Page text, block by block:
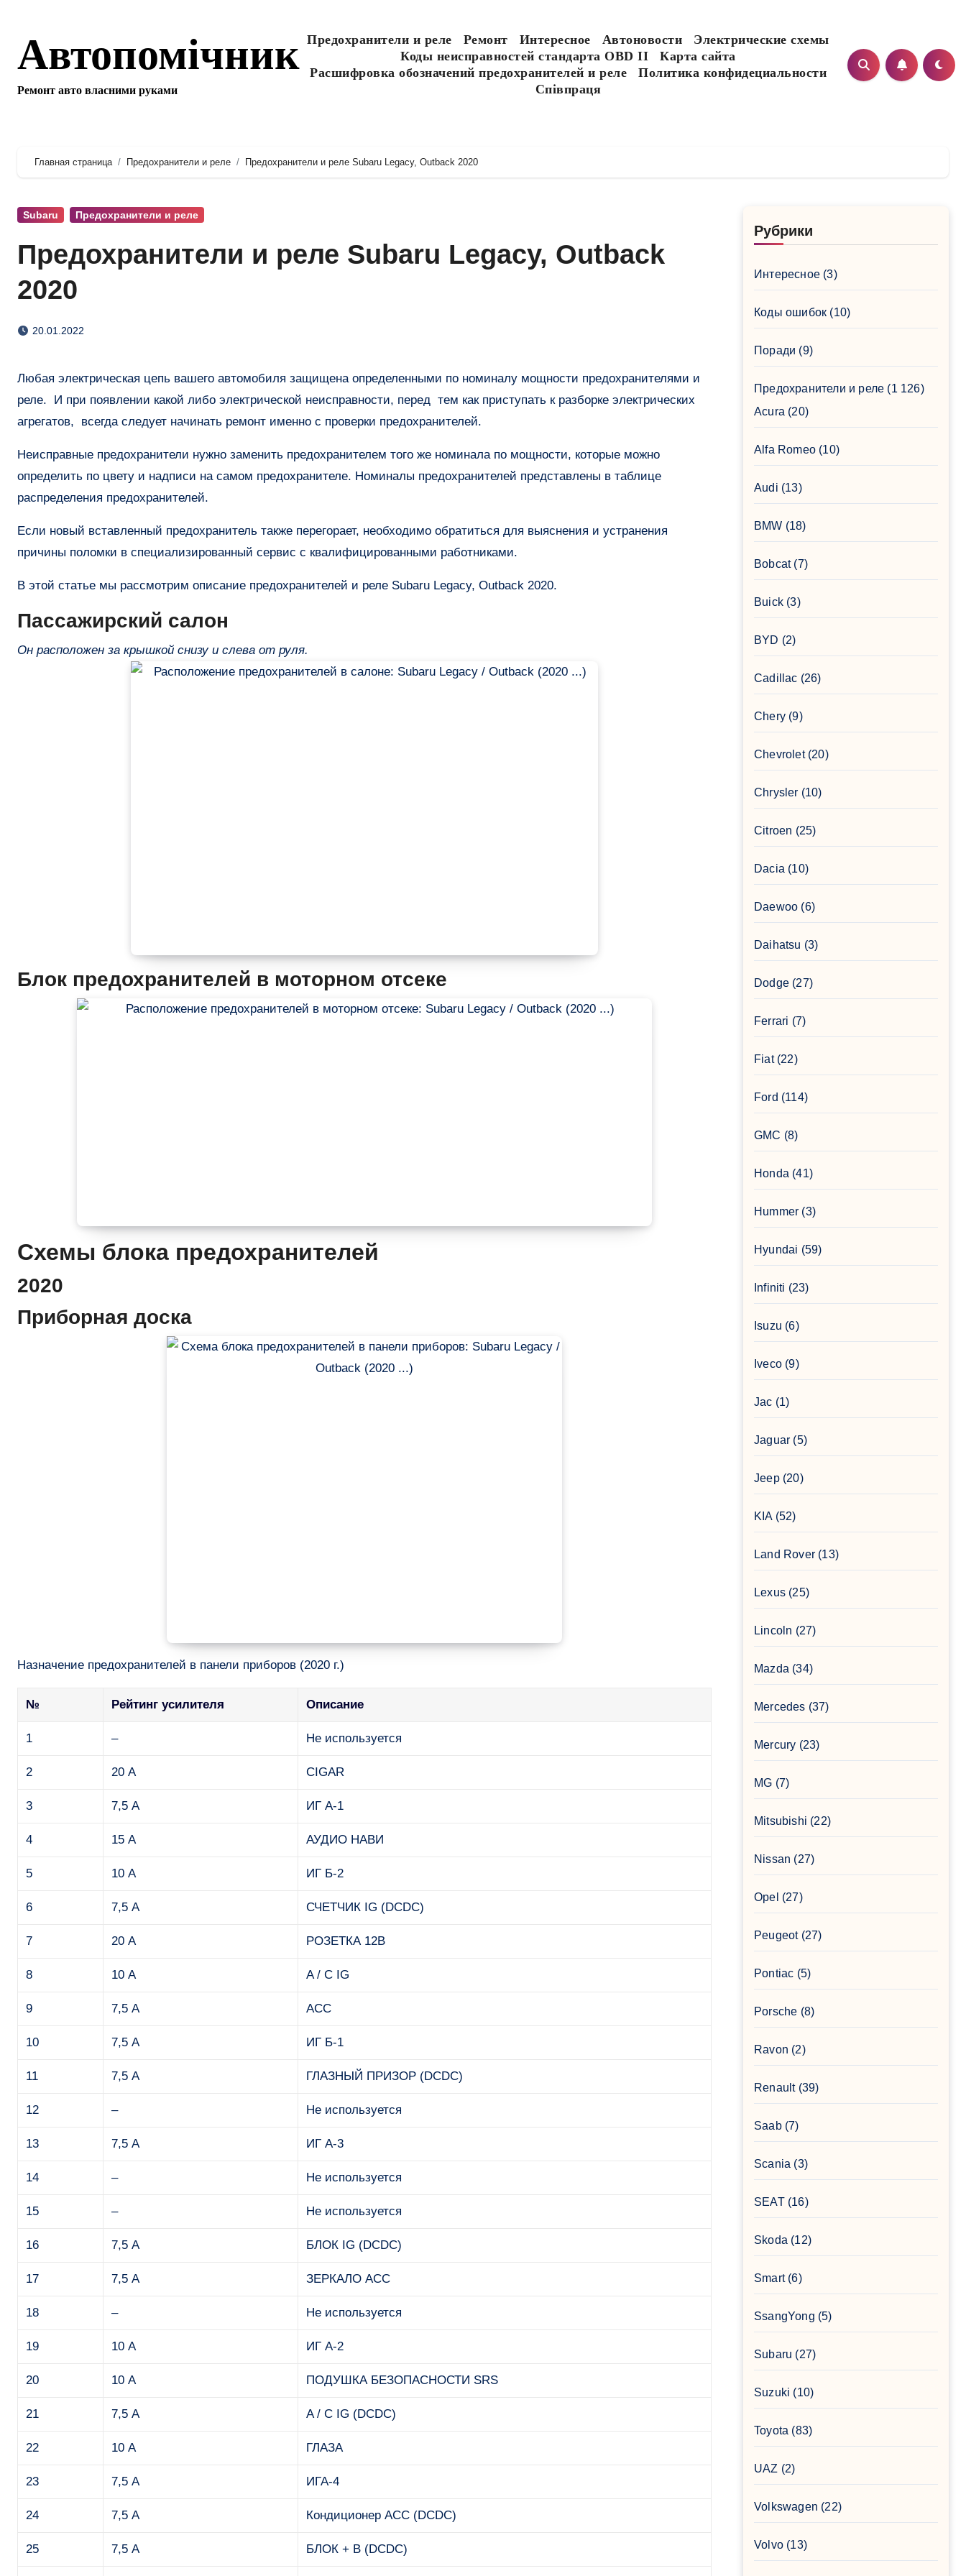
содержанию
Автопомічник
Ремонт авто власними руками
Предохранители и реле Ремонт Интересное Автоновости
Электрические схемы
Коды неисправностей стандарта OBD II
Карта сайта
Расшифровка обозначений предохранителей и реле
Политика конфидециальности
Співпраця
Главная страница Предохранители и реле Предохранители и реле Subaru Legacy, Outback 2020
Subaru Предохранители и реле
Предохранители и реле Subaru Legacy, Outback
2020
20.01.2022
Любая электрическая цепь вашего автомобиля защищена определенными по номиналу мощности предохранителями и
реле. И при появлении какой либо электрической неисправности, перед тем как приступать к разборке электрических
агрегатов, всегда следует начинать ремонт именно с проверки предохранителей.
Неисправные предохранители нужно заменить предохранителем того же номинала по мощности, которые можно
определить по цвету и надписи на самом предохранителе. Номиналы предохранителей представлены в таблице
распределения предохранителей.
Если новый вставленный предохранитель также перегорает, необходимо обратиться для выяснения и устранения
причины поломки в специализированный сервис с квалифицированными работниками.
В этой статье мы рассмотрим описание предохранителей и реле Subaru Legacy, Outback 2020.
Пассажирский салон
Он расположен за крышкой снизу и слева от руля.
Блок предохранителей в моторном отсеке
Схемы блока предохранителей
2020
Приборная доска
Назначение предохранителей в панели приборов (2020 г.)
№ Рейтинг усилителя Описание
1 – Не используется
2 20 А CIGAR
3 7,5 А ИГ А-1
4 15 А АУДИО НАВИ
5 10 А ИГ Б-2
6 7,5 А СЧЕТЧИК IG (DCDC)
7 20 А РОЗЕТКА 12В
8 10 А A / C IG
9 7,5 А ACC
10 7,5 А ИГ Б-1
11 7,5 А ГЛАЗНЫЙ ПРИЗОР (DCDC)
12 – Не используется
13 7,5 А ИГ А-3
14 – Не используется
15 – Не используется
16 7,5 А БЛОК IG (DCDC)
17 7,5 А ЗЕРКАЛО ACC
18 – Не используется
19 10 А ИГ А-2
20 10 А ПОДУШКА БЕЗОПАСНОСТИ SRS
21 7,5 А A / C IG (DCDC)
22 10 А ГЛАЗА
23 7,5 А ИГА-4
24 7,5 А Кондиционер ACC (DCDC)
25 7,5 А БЛОК + B (DCDC)
Рубрики
Интересное (3)
Коды ошибок (10)
Поради (9)
Предохранители и реле (1 126)
Acura (20)
Alfa Romeo (10)
Audi (13)
BMW (18)
Bobcat(7)
Buick (3)
BYD (2)
Cadillac (26)
Chery (9)
Chevrolet(20)
Chrysler (10)
Citroen (25)
Dacia (10)
Daewoo (6)
Daihatsu (3)
Dodge (27)
Ferrari (7)
Fiat(22)
Ford (114)
GMC (8)
Honda (41)
Hummer (3)
Hyundai (59)
Infiniti (23)
Isuzu (6)
Iveco (9)
Jac (1)
Jaguar (5)
Jeep(20)
KIA(52)
Land Rover (13)
Lexus (25)
Lincoln (27)
Mazda (34)
Mercedes (37)
Mercury (23)
MG (7)
Mitsubishi (22)
Nissan (27)
Opel (27)
Peugeot(27)
Pontiac (5)
Porsche (8)
Ravon (2)
Renault(39)
Saab(7)
Scania (3)
SEAT(16)
Skoda (12)
Smart(6)
SsangYong (5)
Subaru (27)
Suzuki (10)
Toyota (83)
UAZ (2)
Volkswagen (22)
Volvo (13)